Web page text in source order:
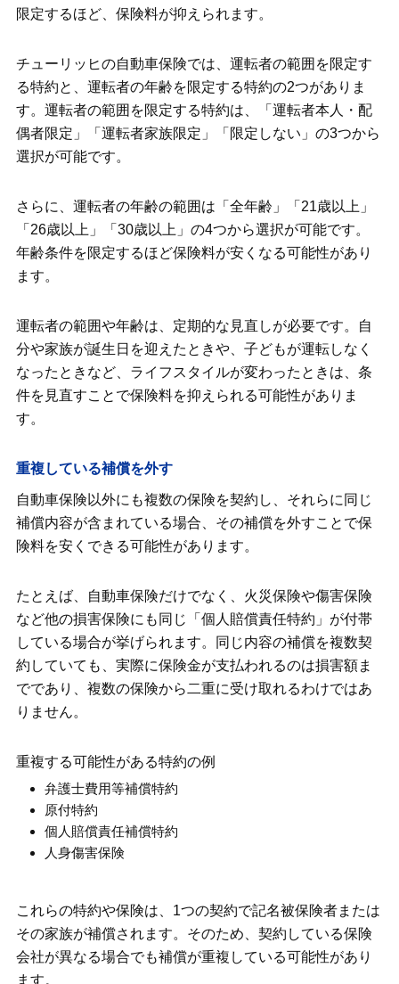
限定するほど、保険料が抑えられます。
チューリッヒの自動車保険では、運転者の範囲を限定す
る特約と、運転者の年齢を限定する特約の2つがありま
す。運転者の範囲を限定する特約は、「運転者本人・配
偶者限定」「運転者家族限定」「限定しない」の3つから
選択が可能です。
さらに、運転者の年齢の範囲は「全年齢」「21歳以上」
「26歳以上」「30歳以上」の4つから選択が可能です。
年齢条件を限定するほど保険料が安くなる可能性があり
ます。
運転者の範囲や年齢は、定期的な見直しが必要です。自
分や家族が誕生日を迎えたときや、子どもが運転しなく
なったときなど、ライフスタイルが変わったときは、条
件を見直すことで保険料を抑えられる可能性がありま
す。
重複している補償を外す
自動車保険以外にも複数の保険を契約し、それらに同じ
補償内容が含まれている場合、その補償を外すことで保
険料を安くできる可能性があります。
たとえば、自動車保険だけでなく、火災保険や傷害保険
など他の損害保険にも同じ「個人賠償責任特約」が付帯
している場合が挙げられます。同じ内容の補償を複数契
約していても、実際に保険金が支払われるのは損害額ま
でであり、複数の保険から二重に受け取れるわけではあ
りません。
重複する可能性がある特約の例
弁護士費用等補償特約
原付特約
個人賠償責任補償特約
人身傷害保険
これらの特約や保険は、1つの契約で記名被保険者または
その家族が補償されます。そのため、契約している保険
会社が異なる場合でも補償が重複している可能性があり
ます。